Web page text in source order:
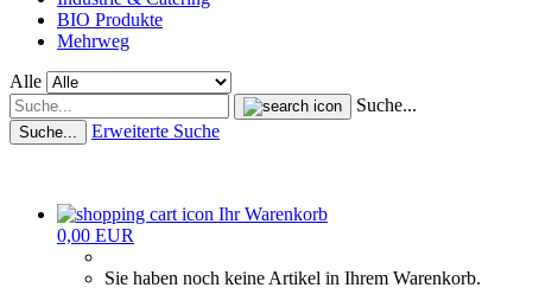
BIO Produkte
Mehrweg
Alle
Suche...
Suche... Erweiterte Suche
Ihr Warenkorb
0,00 EUR
Sie haben noch keine Artikel in Ihrem Warenkorb.